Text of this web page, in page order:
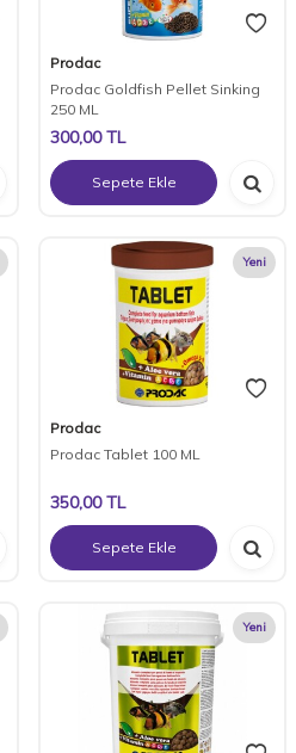
Prodac
Prodac Goldfish Pellet Sinking
250 ML
300,00TL
Sepete Ekle
Yeni
Prodac
Prodac Tablet 100 ML
350,00TL
Sepete Ekle
Yeni